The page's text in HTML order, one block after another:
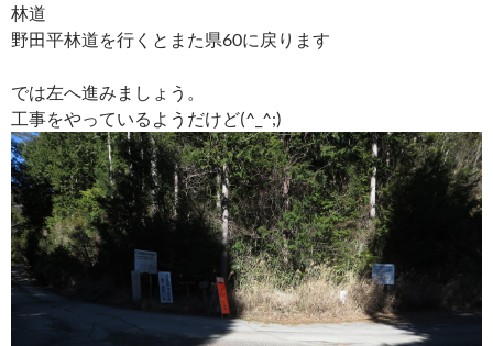
林道
野田平林道を行くとまた県60に戻ります
では左へ進みましょう。
工事をやっているようだけど(^_^;)